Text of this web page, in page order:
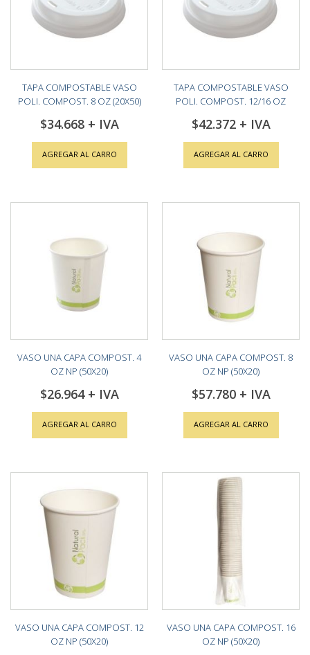
TAPA COMPOSTABLE VASO
POLI. COMPOST. 8 OZ (20X50)
$34.668
AGREGAR AL CARRO
TAPA COMPOSTABLE VASO
POLI. COMPOST. 12/16 OZ
$42.372
AGREGAR AL CARRO
VASO UNA CAPA COMPOST. 4
OZ NP (50X20)
$26.964
AGREGAR AL CARRO
VASO UNA CAPA COMPOST. 8
OZ NP (50X20)
$57.780
AGREGAR AL CARRO
VASO UNA CAPA COMPOST. 12
OZ NP (50X20)
VASO UNA CAPA COMPOST. 16
OZ NP (50X20)